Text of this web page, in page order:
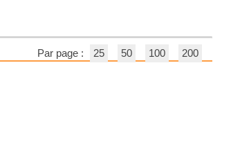
Par page : 25 50 100 200